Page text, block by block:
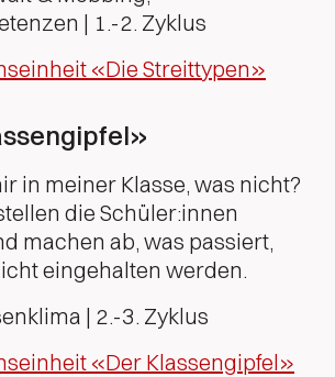
| 1.-2. Zyklus
«Die Streittypen»
in meiner Klasse, was nicht?
die Schüler:innen
machen ab, was passiert,
eingehalten werden.
| 2.-3. Zyklus
«Der Klassengipfel»